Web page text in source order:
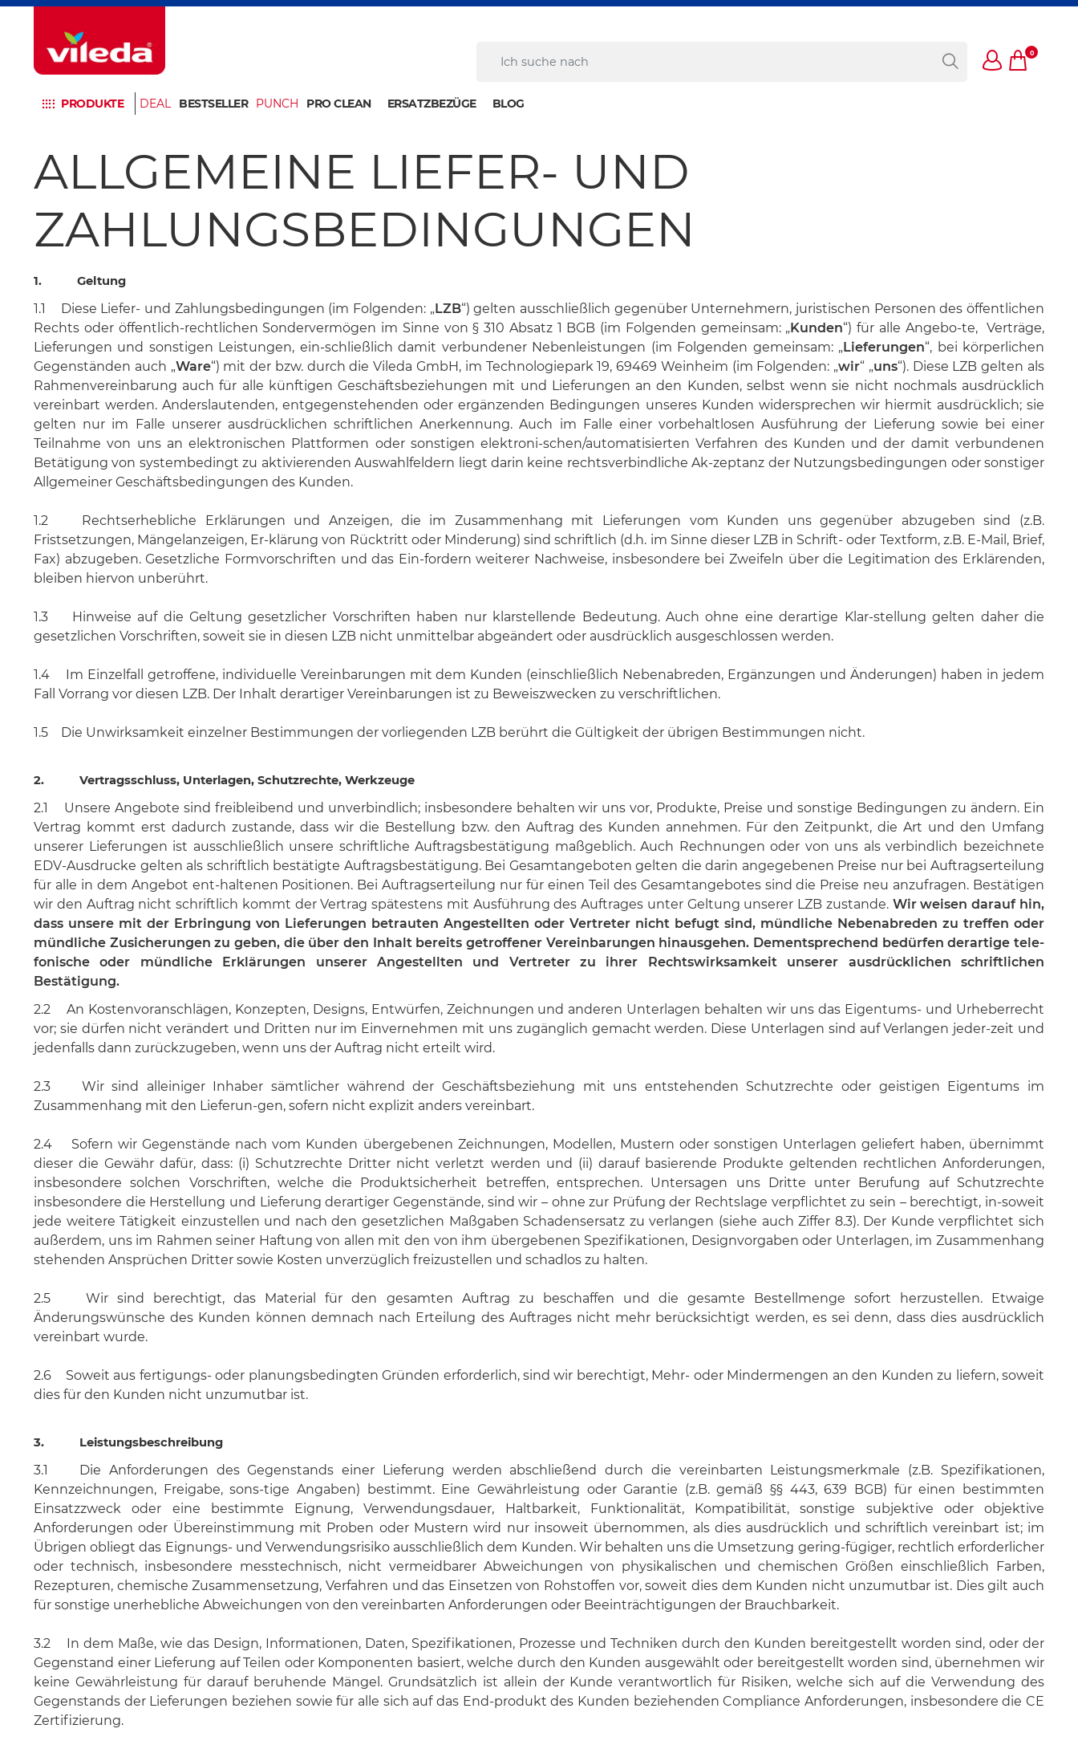
0
PRODUKTE DEAL BESTSELLER PUNCH PRO CLEAN ERSATZBEZÜGE BLOG
ALLGEMEINE LIEFER- UND
ZAHLUNGSBEDINGUNGEN
1. Geltung
1.1 Diese Liefer- und Zahlungsbedingungen (im Folgenden: „LZB“) gelten ausschließlich gegenüber Unternehmern, juristischen Personen des öffentlichen
Rechts oder öffentlich-rechtlichen Sondervermögen im Sinne von § 310 Absatz 1 BGB (im Folgenden gemeinsam: „Kunden“) für alle Angebo-te, Verträge,
Lieferungen und sonstigen Leistungen, ein-schließlich damit verbundener Nebenleistungen (im Folgenden gemeinsam: „Lieferungen“, bei körperlichen
Gegenständen auch „Ware“) mit der bzw. durch die Vileda GmbH, im Technologiepark 19, 69469 Weinheim (im Folgenden: „wir“ „uns“). Diese LZB gelten als
Rahmenvereinbarung auch für alle künftigen Geschäftsbeziehungen mit und Lieferungen an den Kunden, selbst wenn sie nicht nochmals ausdrücklich
vereinbart werden. Anderslautenden, entgegenstehenden oder ergänzenden Bedingungen unseres Kunden widersprechen wir hiermit ausdrücklich; sie
gelten nur im Falle unserer ausdrücklichen schriftlichen Anerkennung. Auch im Falle einer vorbehaltlosen Ausführung der Lieferung sowie bei einer
Teilnahme von uns an elektronischen Plattformen oder sonstigen elektroni-schen/automatisierten Verfahren des Kunden und der damit verbundenen
Betätigung von systembedingt zu aktivierenden Auswahlfeldern liegt darin keine rechtsverbindliche Ak-zeptanz der Nutzungsbedingungen oder sonstiger
Allgemeiner Geschäftsbedingungen des Kunden.
1.2 Rechtserhebliche Erklärungen und Anzeigen, die im Zusammenhang mit Lieferungen vom Kunden uns gegenüber abzugeben sind (z.B.
Fristsetzungen, Mängelanzeigen, Er-klärung von Rücktritt oder Minderung) sind schriftlich (d.h. im Sinne dieser LZB in Schrift- oder Textform, z.B. E-Mail, Brief,
Fax) abzugeben. Gesetzliche Formvorschriften und das Ein-fordern weiterer Nachweise, insbesondere bei Zweifeln über die Legitimation des Erklärenden,
bleiben hiervon unberührt.
1.3 Hinweise auf die Geltung gesetzlicher Vorschriften haben nur klarstellende Bedeutung. Auch ohne eine derartige Klar-stellung gelten daher die
gesetzlichen Vorschriften, soweit sie in diesen LZB nicht unmittelbar abgeändert oder ausdrücklich ausgeschlossen werden.
1.4 Im Einzelfall getroffene, individuelle Vereinbarungen mit dem Kunden (einschließlich Nebenabreden, Ergänzungen und Änderungen) haben in jedem
Fall Vorrang vor diesen LZB. Der Inhalt derartiger Vereinbarungen ist zu Beweiszwecken zu verschriftlichen.
1.5 Die Unwirksamkeit einzelner Bestimmungen der vorliegenden LZB berührt die Gültigkeit der übrigen Bestimmungen nicht.
2. Vertragsschluss, Unterlagen, Schutzrechte, Werkzeuge
2.1 Unsere Angebote sind freibleibend und unverbindlich; insbesondere behalten wir uns vor, Produkte, Preise und sonstige Bedingungen zu ändern. Ein
Vertrag kommt erst dadurch zustande, dass wir die Bestellung bzw. den Auftrag des Kunden annehmen. Für den Zeitpunkt, die Art und den Umfang
unserer Lieferungen ist ausschließlich unsere schriftliche Auftragsbestätigung maßgeblich. Auch Rechnungen oder von uns als verbindlich bezeichnete
EDV-Ausdrucke gelten als schriftlich bestätigte Auftragsbestätigung. Bei Gesamtangeboten gelten die darin angegebenen Preise nur bei Auftragserteilung
für alle in dem Angebot ent-haltenen Positionen. Bei Auftragserteilung nur für einen Teil des Gesamtangebotes sind die Preise neu anzufragen. Bestätigen
wir den Auftrag nicht schriftlich kommt der Vertrag spätestens mit Ausführung des Auftrages unter Geltung unserer LZB zustande. Wir weisen darauf hin,
dass unsere mit der Erbringung von Lieferungen betrauten Angestellten oder Vertreter nicht befugt sind, mündliche Nebenabreden zu treffen oder
mündliche Zusicherungen zu geben, die über den Inhalt bereits getroffener Vereinbarungen hinausgehen. Dementsprechend bedürfen derartige tele-
fonische oder mündliche Erklärungen unserer Angestellten und Vertreter zu ihrer Rechtswirksamkeit unserer ausdrücklichen schriftlichen
Bestätigung.
2.2 An Kostenvoranschlägen, Konzepten, Designs, Entwürfen, Zeichnungen und anderen Unterlagen behalten wir uns das Eigentums- und Urheberrecht
vor; sie dürfen nicht verändert und Dritten nur im Einvernehmen mit uns zugänglich gemacht werden. Diese Unterlagen sind auf Verlangen jeder-zeit und
jedenfalls dann zurückzugeben, wenn uns der Auftrag nicht erteilt wird.
2.3 Wir sind alleiniger Inhaber sämtlicher während der Geschäftsbeziehung mit uns entstehenden Schutzrechte oder geistigen Eigentums im
Zusammenhang mit den Lieferun-gen, sofern nicht explizit anders vereinbart.
2.4 Sofern wir Gegenstände nach vom Kunden übergebenen Zeichnungen, Modellen, Mustern oder sonstigen Unterlagen geliefert haben, übernimmt
dieser die Gewähr dafür, dass: (i) Schutzrechte Dritter nicht verletzt werden und (ii) darauf basierende Produkte geltenden rechtlichen Anforderungen,
insbesondere solchen Vorschriften, welche die Produktsicherheit betreffen, entsprechen. Untersagen uns Dritte unter Berufung auf Schutzrechte
insbesondere die Herstellung und Lieferung derartiger Gegenstände, sind wir – ohne zur Prüfung der Rechtslage verpflichtet zu sein – berechtigt, in-soweit
jede weitere Tätigkeit einzustellen und nach den gesetzlichen Maßgaben Schadensersatz zu verlangen (siehe auch Ziffer 8.3). Der Kunde verpflichtet sich
außerdem, uns im Rahmen seiner Haftung von allen mit den von ihm übergebenen Spezifikationen, Designvorgaben oder Unterlagen, im Zusammenhang
stehenden Ansprüchen Dritter sowie Kosten unverzüglich freizustellen und schadlos zu halten.
2.5 Wir sind berechtigt, das Material für den gesamten Auftrag zu beschaffen und die gesamte Bestellmenge sofort herzustellen. Etwaige
Änderungswünsche des Kunden können demnach nach Erteilung des Auftrages nicht mehr berücksichtigt werden, es sei denn, dass dies ausdrücklich
vereinbart wurde.
2.6 Soweit aus fertigungs- oder planungsbedingten Gründen erforderlich, sind wir berechtigt, Mehr- oder Mindermengen an den Kunden zu liefern, soweit
dies für den Kunden nicht unzumutbar ist.
3. Leistungsbeschreibung
3.1 Die Anforderungen des Gegenstands einer Lieferung werden abschließend durch die vereinbarten Leistungsmerkmale (z.B. Spezifikationen,
Kennzeichnungen, Freigabe, sons-tige Angaben) bestimmt. Eine Gewährleistung oder Garantie (z.B. gemäß §§ 443, 639 BGB) für einen bestimmten
Einsatzzweck oder eine bestimmte Eignung, Verwendungsdauer, Haltbarkeit, Funktionalität, Kompatibilität, sonstige subjektive oder objektive
Anforderungen oder Übereinstimmung mit Proben oder Mustern wird nur insoweit übernommen, als dies ausdrücklich und schriftlich vereinbart ist; im
Übrigen obliegt das Eignungs- und Verwendungsrisiko ausschließlich dem Kunden. Wir behalten uns die Umsetzung gering-fügiger, rechtlich erforderlicher
oder technisch, insbesondere messtechnisch, nicht vermeidbarer Abweichungen von physikalischen und chemischen Größen einschließlich Farben,
Rezepturen, chemische Zusammensetzung, Verfahren und das Einsetzen von Rohstoffen vor, soweit dies dem Kunden nicht unzumutbar ist. Dies gilt auch
für sonstige unerhebliche Abweichungen von den vereinbarten Anforderungen oder Beeinträchtigungen der Brauchbarkeit.
3.2 In dem Maße, wie das Design, Informationen, Daten, Spezifikationen, Prozesse und Techniken durch den Kunden bereitgestellt worden sind, oder der
Gegenstand einer Lieferung auf Teilen oder Komponenten basiert, welche durch den Kunden ausgewählt oder bereitgestellt worden sind, übernehmen wir
keine Gewährleistung für darauf beruhende Mängel. Grundsätzlich ist allein der Kunde verantwortlich für Risiken, welche sich auf die Verwendung des
Gegenstands der Lieferungen beziehen sowie für alle sich auf das End-produkt des Kunden beziehenden Compliance Anforderungen, insbesondere die CE
Zertifizierung.